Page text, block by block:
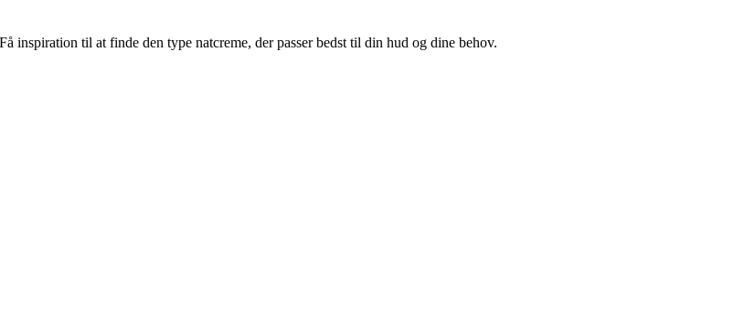
inspiration til at finde den type natcreme, der passer bedst til din hud og dine behov.